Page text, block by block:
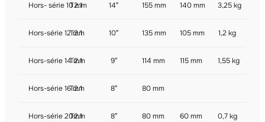
Hors- série 10 mm
T2.1 14″ 155 mm 140 mm 3,25 kg
Hors-série 12 mm
T2.1 10″ 135 mm 105 mm 1,2 kg
Hors-série 14 mm
T2.1 9″ 114 mm 115 mm 1,55 kg
Hors-série 16 mm
T2.1 8″ 80 mm
Hors-série 20mm
T2.1 8″ 80 mm 60 mm 0,7 kg